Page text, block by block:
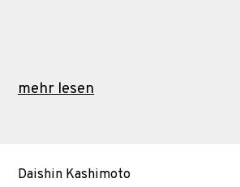
mehr lesen
Daishin Kashimoto